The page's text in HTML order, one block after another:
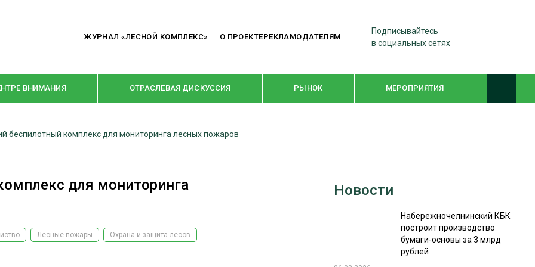
ЖУРНАЛ «ЛЕСНОЙ КОМПЛЕКС» О ПРОЕКТЕРЕКЛАМОДАТЕЛЯМ
Подписывайтесь
в социальных сетях
ВНИМАНИЯ ОТРАСЛЕВАЯ ДИСКУССИЯ РЫНОК МЕРОПРИЯТИЯ
РУБРИКИ
КРУПНЫМ ПЛАНОМ
В ЦЕНТРЕ ВНИМАНИЯ
WOODEX-2021
СУШКА ДРЕВЕСИНЫ
беспилотный комплекс для мониторинга лесных пожаров
для мониторинга
Лесные пожары Охрана и защита лесов
Новости
Набережночелнинский КБК
построит производство
бумаги-основы за 3 млрд
рублей